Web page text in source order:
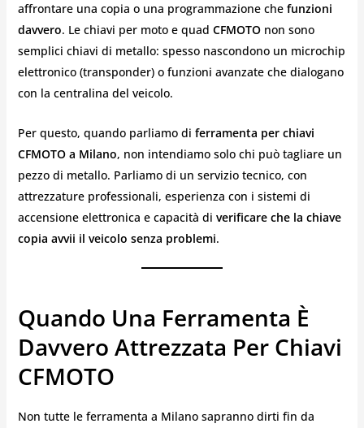
affrontare una copia o una programmazione che funzioni
davvero. Le chiavi per moto e quad CFMOTOnon sono
semplici chiavi di metallo: spesso nascondono un microchip
elettronico (transponder) o funzioni avanzate che dialogano
con la centralina del veicolo.
Per questo, quando parliamo di ferramenta per chiavi
CFMOTO a Milano, non intendiamo solo chi può tagliare un
pezzo di metallo. Parliamo di un servizio tecnico, con
attrezzature professionali, esperienza con i sistemi di
accensione elettronica e capacità di verificare che la chiave
copia avvii il veicolo senza problemi.
Quando Una Ferramenta È
Davvero Attrezzata Per Chiavi
CFMOTO
Non tutte le ferramenta a Milano sapranno dirti fin da